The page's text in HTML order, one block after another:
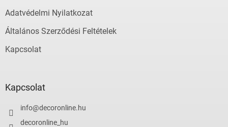
Adatvédelmi Nyilatkozat
Általános Szerződési Feltételek
Kapcsolat
Kapcsolat
info@decoronline.hu
decoronline_hu